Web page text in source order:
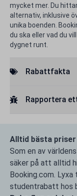
mycket mer. Du
alternativ, inklusive
unika boenden.
du ska eller vad du
dygnet runt.
Rabattfakta
Rapportera
Alltid bästa
Som en av
säker på att alltid
Booking.com.
studentrabatt hos